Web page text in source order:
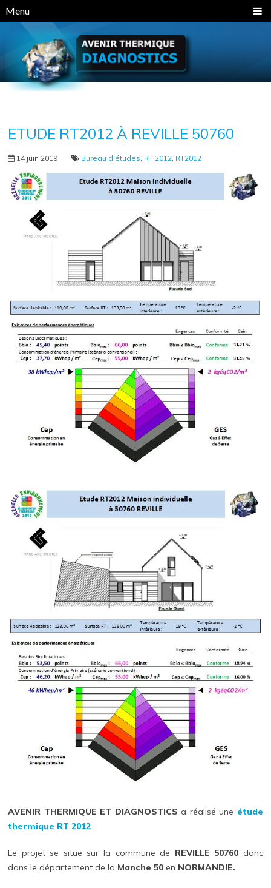
Menu
ETUDE RT2012 À REVILLE 50760
14 juin 2019 Bureau d'études RT 2012 RT2012
AVENIR THERMIQUE ET DIAGNOSTICS a réalisé une étude
thermique RT 2012.
Le projet se situe sur la commune de REVILLE 50760 donc
dans le département de la Manche 50en NORMANDIE.
Panneau de gestion des cookies